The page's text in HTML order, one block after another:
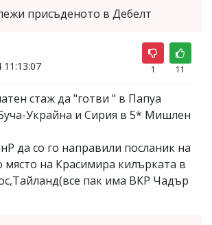
присъденото в Дебелт
11:13:07 1 11
стаж да "готви " в Папуа
Украйна и Сирия в 5* Мишлен
да со го направили посланик на
място на Красимира килърката в
пак има ВКР Чадър